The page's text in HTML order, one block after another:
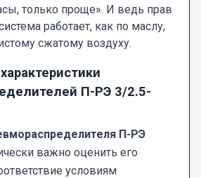
только проще». И ведь прав
работает, как по маслу,
сжатому воздуху.
П-РЭ 3/2.5-
П-РЭ
важно оценить его
условиям